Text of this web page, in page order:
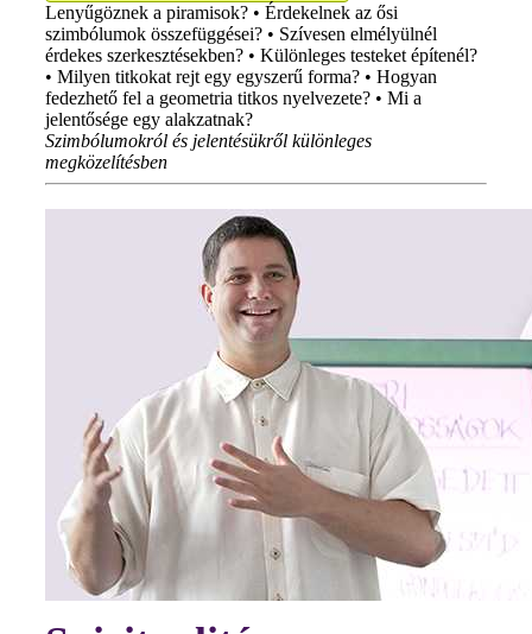
Lenyűgöznek a piramisok? • Érdekelnek az ősi
szimbólumok összefüggései? • Szívesen elmélyülnél
érdekes szerkesztésekben? • Különleges testeket építenél?
• Milyen titkokat rejt egy egyszerű forma? • Hogyan
fedezhető fel a geometria titkos nyelvezete? • Mi a
jelentősége egy alakzatnak?
Szimbólumokról és jelentésükről különleges
megközelítésben